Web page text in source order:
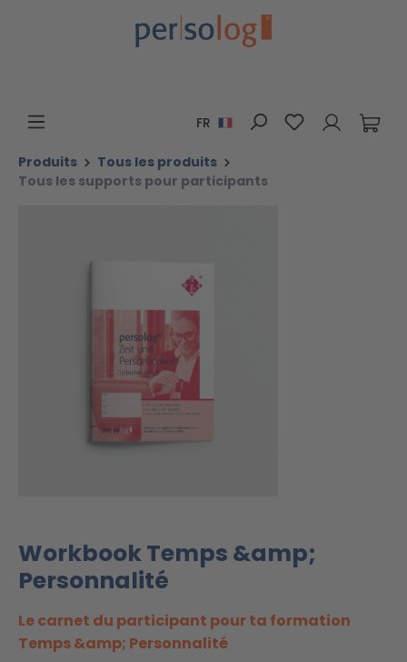
Passer au contenu principal
FR Vous avez 0
Produits
Tous les produits
Tous les supports pour participants
Workbook Temps &amp;
Personnalité
Le carnet du participant pour ta formation
Temps &amp; Personnalité